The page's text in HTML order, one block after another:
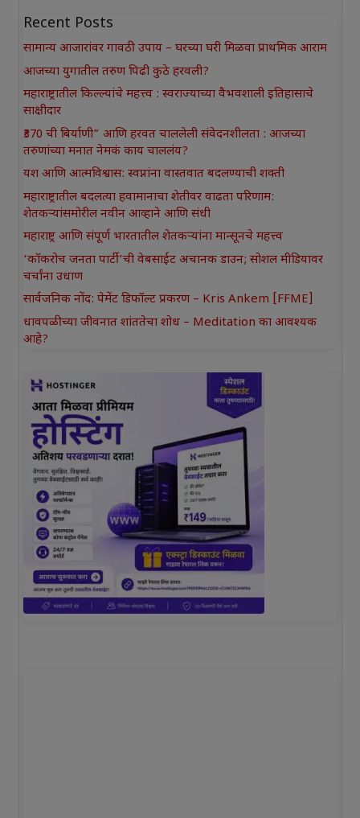
Recent Posts
सामान्य आजारांवर गावठी उपाय – घरच्या घरी मिळवा प्राथमिक आराम
आजच्या युगातील तरुण पिढी कुठे हरवली?
महाराष्ट्रातील किल्ल्यांचे महत्त्व : स्वराज्याच्या वैभवशाली इतिहासाचे
साक्षीदार
₹370 ची बिर्याणी” आणि हरवत चाललेली संवेदनशीलता : आजच्या
तरुणांच्या मनात नेमकं काय चाललंय?
यश आणि आत्मविश्वास: स्वप्नांना वास्तवात बदलण्याची शक्ती
महाराष्ट्रातील बदलत्या हवामानाचा शेतीवर वाढता परिणाम:
शेतकऱ्यांसमोरील नवीन आव्हाने आणि संधी
महाराष्ट्र आणि संपूर्ण भारतातील शेतकऱ्यांना मान्सूनचे महत्त्व
‘कॉकरोच जनता पार्टी’ची वेबसाईट अचानक डाउन; सोशल मीडियावर
चर्चांना उधाण
सार्वजनिक नोंद: पेमेंट डिफॉल्ट प्रकरण – Kris Ankem [FFME]
धावपळीच्या जीवनात शांततेचा शोध – Meditation का आवश्यक
आहे?